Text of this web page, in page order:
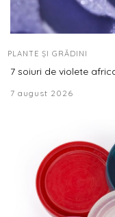
PLANTE ȘI GRĂDINI
7 soiuri de violete
7 august 2026